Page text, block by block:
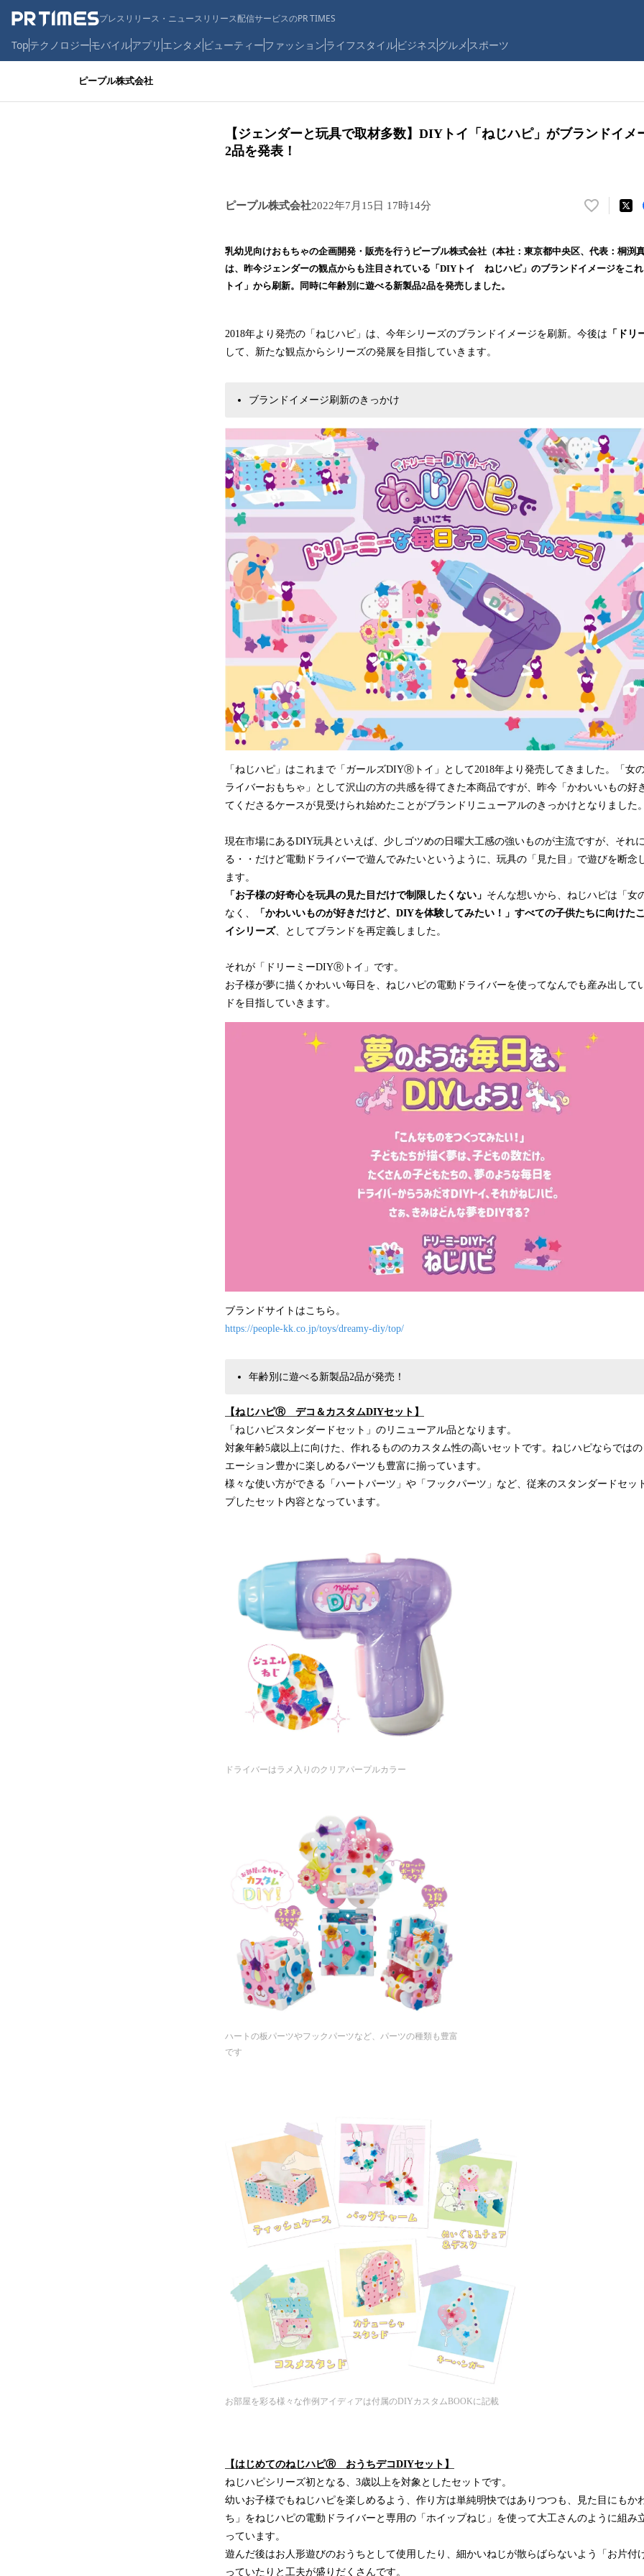
プレスリリース・ニュースリリース配信サービスのPR TIMES
Topテクノロジーモバイルアプリ エンタメ ビューティーファッションライフスタイルビジネス グルメ スポーツ
ピープル株式会社
【ジェンダーと玩具で取材多数】DIYトイ「ねじハピ」がブランドイメ
2品を発表！
ピープル株式会社2022年7月15日 17時14分
い
！
数
込
乳幼児向けおもちゃの企画開発・販売を行うピープル株式会社（本社：東京都中央区、代表：桐渕
は、昨今ジェンダーの観点からも注目されている「DIYトイ ねじハピ」のブランドイメージをこ
トイ」から刷新。同時に年齢別に遊べる新製品2品を発売しました。
2018年より発売の「ねじハピ」は、今年シリーズのブランドイメージを刷新。今後は 「ドリ
して、新たな観点からシリーズの発展を目指していきます。
ブランドイメージ刷新のきっかけ
「ねじハピ」はこれまで「ガールズDIYⓇトイ」として2018年より発売してきました。「女
ライバーおもちゃ」として沢山の方の共感を得てきた本商品ですが、昨今「かわいいもの好
てくださるケースが見受けられ始めたことがブランドリニューアルのきっかけとなりました。
現在市場にあるDIY玩具といえば、少しゴツめの日曜大工感の強いものが主流ですが、それ
る・・だけど電動ドライバーで遊んでみたいというように、玩具の「見た目」で遊びを断念
ます。
「お子様の好奇心を玩具の見た目だけで制限したくない」 そんな想いから、ねじハピは「女
なく、
「かわいいものが好きだけど、DIYを体験してみたい！」すべての子供たちに向けた
イシリーズ、としてブランドを再定義しました。
それが「ドリーミーDIYⓇトイ」です。
お子様が夢に描くかわいい毎日を、ねじハピの電動ドライバーを使ってなんでも産み出して
ドを目指していきます。
ブランドサイトはこちら。
https://people-kk.co.jp/toys/dreamy-diy/top/
年齢別に遊べる新製品2品が発売！
【ねじハピⓇ デコ＆カスタムDIYセット】
「ねじハピスタンダードセット」のリニューアル品となります。
対象年齢5歳以上に向けた、作れるもののカスタム性の高いセットです。ねじハピならでは
エーション豊かに楽しめるパーツも豊富に揃っています。
様々な使い方ができる「ハートパーツ」や「フックパーツ」など、従来のスタンダードセッ
プしたセット内容となっています。
ドライバーはラメ入りのクリアパープルカラー
ハートの板パーツやフックパーツなど、パーツの種類も豊富
です
お部屋を彩る様々な作例アイディアは付属のDIYカスタムBOOKに記載
【はじめてのねじハピⓇ おうちデコDIYセット】
ねじハピシリーズ初となる、3歳以上を対象としたセットです。
幼いお子様でもねじハピを楽しめるよう、作り方は単純明快ではありつつも、見た目にもか
ち」をねじハピの電動ドライバーと専用の「ホイップねじ」を使って大工さんのように組み
っています。
遊んだ後はお人形遊びのおうちとして使用したり、細かいねじが散らばらないよう「お片付
っていたりと工夫が盛りだくさんです。